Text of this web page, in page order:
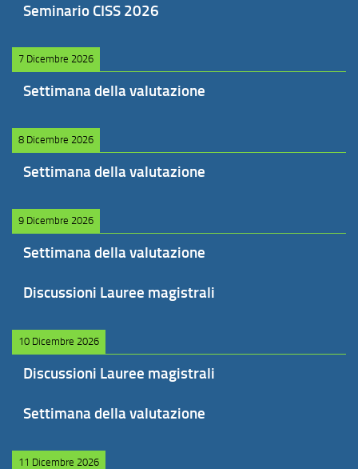
Seminario CISS 2026
7 Dicembre 2026
Settimana della valutazione
8 Dicembre 2026
Settimana della valutazione
9 Dicembre 2026
Settimana della valutazione
Discussioni Lauree magistrali
10 Dicembre 2026
Discussioni Lauree magistrali
Settimana della valutazione
11 Dicembre 2026